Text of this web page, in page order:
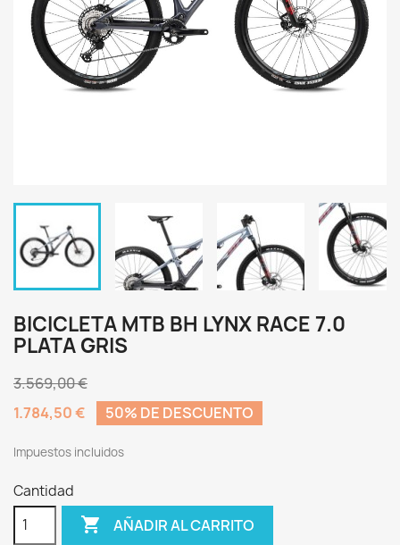
BICICLETA MTB BH LYNX RACE 7.0
PLATA GRIS
3.569,00 €
1.784,50 €
50% DE DESCUENTO
Impuestos incluidos
Cantidad
 AÑADIR AL CARRITO